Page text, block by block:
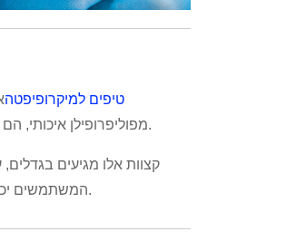
טיפים למיקרופיפטה
מפוליפרופילן איכותי, הם קלים משקל, עמידים ועמידים בפני כימיקלים, מה שמבטיח תאימות עם מגוון רחב של נוזלים.
קצוות אלו מגיעים
המשתמשים יכולים לבחור בין קצוות סטנדרטיים, קצוות סינון, קצוות בעלי שמירה נמוכה או קצוות סטריליים.